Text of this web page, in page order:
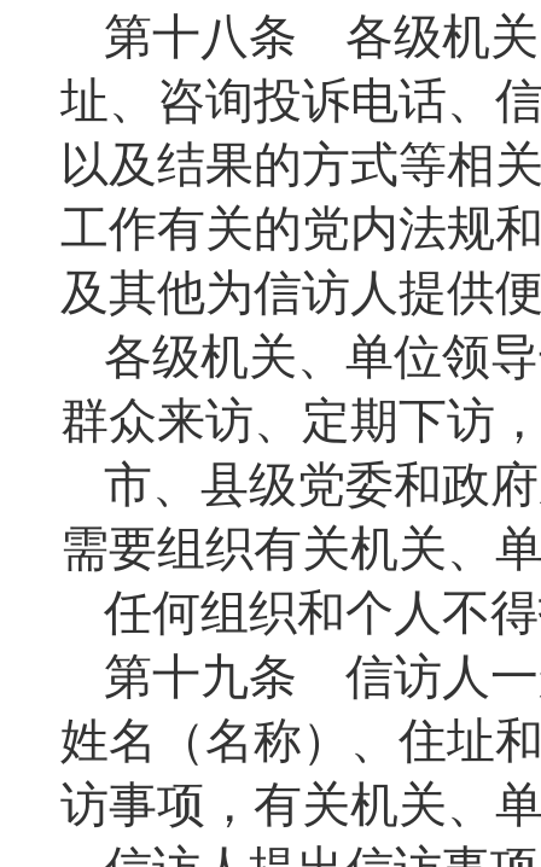
第十八条 各级机关
址、咨询投诉电话、
以及结果的方式等相
工作有关的党内法规
及其他为信访人提供
各级机关、单位领
群众来访、定期下访
市、县级党委和政
需要组织有关机关、
任何组织和个人不
第十九条 信访人一
姓名（名称）、住址
访事项，有关机关、